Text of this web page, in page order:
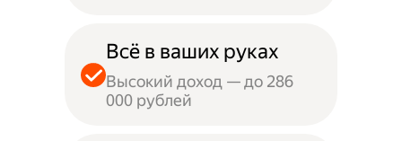
Всё в ваших руках
Высокий доход — до 286
000 рублей